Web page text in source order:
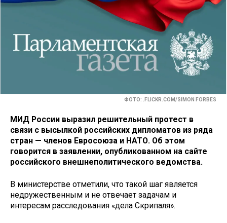
ФОТО: .FLICKR.COM/SIMON FORBES
МИД России выразил решительный протест в
связи с высылкой российских дипломатов из ряда
стран — членов Евросоюза и НАТО. Об этом
говорится в заявлении, опубликованном на сайте
российского внешнеполитического ведомства.
В министерстве отметили, что такой шаг является
недружественным и не отвечает задачам и
интересам расследования «дела Скрипаля».